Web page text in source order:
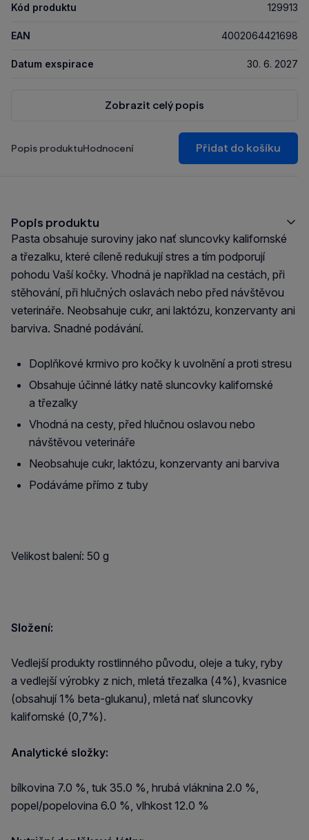
Kód produktu 129913
EAN 4002064421698
Datum exspirace 30. 6. 2027
Zobrazit celý popis
Popis produktuHodnocení Přidat do košíku
Popis produktu
Pasta obsahuje suroviny jako nať sluncovky kalifornské
a třezalku, které cíleně redukují stres a tím podporují
pohodu Vaší kočky. Vhodná je například na cestách, při
stěhování, při hlučných oslavách nebo před návštěvou
veterináře. Neobsahuje cukr, ani laktózu, konzervanty ani
barviva. Snadné podávání.
Doplňkové krmivo pro kočky k uvolnění a proti stresu
Obsahuje účinné látky natě sluncovky kalifornské
a třezalky
Vhodná na cesty, před hlučnou oslavou nebo
návštěvou veterináře
Neobsahuje cukr, laktózu, konzervanty ani barviva
Podáváme přímo z tuby
Velikost balení: 50 g
Složení:
Vedlejší produkty rostlinného původu, oleje a tuky, ryby
a vedlejší výrobky z nich, mletá třezalka (4%), kvasnice
(obsahují 1% beta-glukanu), mletá nať sluncovky
kalifornské (0,7%).
Analytické složky:
bílkovina 7.0 %, tuk 35.0 %, hrubá vláknina 2.0 %,
popel/popelovina 6.0 %, vlhkost 12.0 %